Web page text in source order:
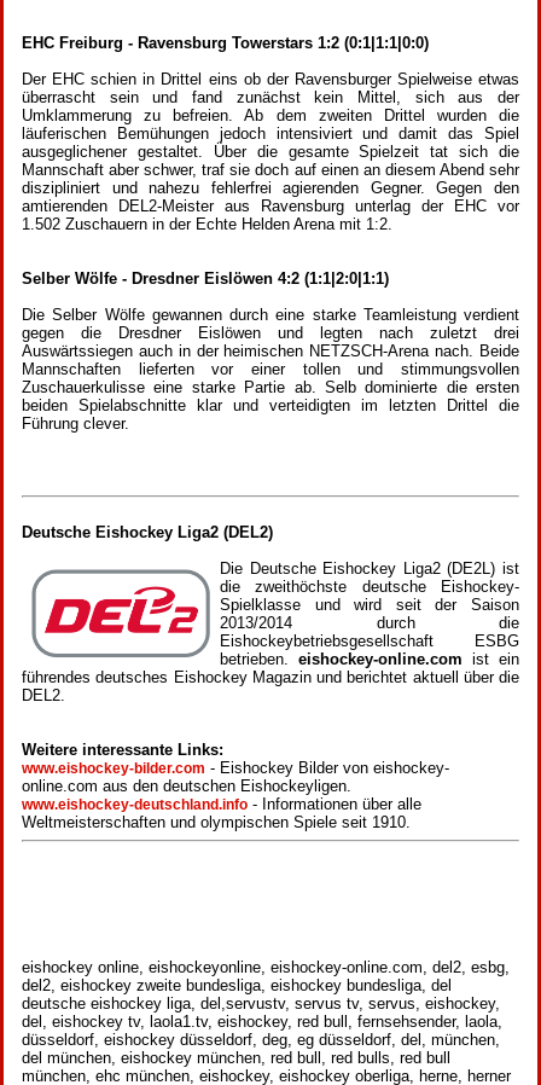
EHC Freiburg - Ravensburg Towerstars 1:2 (0:1|1:1|0:0)
Der EHC schien in Drittel eins ob der Ravensburger Spielweise etwas
überrascht sein und fand zunächst kein Mittel, sich aus der
Umklammerung zu befreien. Ab dem zweiten Drittel wurden die
läuferischen Bemühungen jedoch intensiviert und damit das Spiel
ausgeglichener gestaltet. Über die gesamte Spielzeit tat sich die
Mannschaft aber schwer, traf sie doch auf einen an diesem Abend sehr
diszipliniert und nahezu fehlerfrei agierenden Gegner. Gegen den
amtierenden DEL2-Meister aus Ravensburg unterlag der EHC vor
1.502 Zuschauern in der Echte Helden Arena mit 1:2.
Selber Wölfe - Dresdner Eislöwen 4:2 (1:1|2:0|1:1)
Die Selber Wölfe gewannen durch eine starke Teamleistung verdient
gegen die Dresdner Eislöwen und legten nach zuletzt drei
Auswärtssiegen auch in der heimischen NETZSCH-Arena nach. Beide
Mannschaften lieferten vor einer tollen und stimmungsvollen
Zuschauerkulisse eine starke Partie ab. Selb dominierte die ersten
beiden Spielabschnitte klar und verteidigten im letzten Drittel die
Führung clever.
Deutsche Eishockey Liga2 (DEL2)
Die Deutsche Eishockey Liga2 (DE2L) ist
die zweithöchste deutsche Eishockey-
Spielklasse und wird seit der Saison
2013/2014 durch die
Eishockeybetriebsgesellschaft ESBG
betrieben. eishockey-online.com ist ein
führendes deutsches Eishockey Magazin und berichtet aktuell über die
DEL2.
Weitere interessante Links:
www.eishockey-bilder.com - Eishockey Bilder von eishockey-
online.com aus den deutschen Eishockeyligen.
www.eishockey-deutschland.info - Informationen über alle
Weltmeisterschaften und olympischen Spiele seit 1910.
eishockey online, eishockeyonline, eishockey-online.com, del2, esbg,
del2, eishockey zweite bundesliga, eishockey bundesliga, del
deutsche eishockey liga, del,servustv, servus tv, servus, eishockey,
del, eishockey tv, laola1.tv, eishockey, red bull, fernsehsender, laola,
düsseldorf, eishockey düsseldorf, deg, eg düsseldorf, del, münchen,
del münchen, eishockey münchen, red bull, red bulls, red bull
münchen, ehc münchen, eishockey, eishockey oberliga, herne, herner